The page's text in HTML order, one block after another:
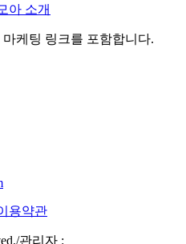
아 소개
케팅 링크를 포함합니다.
용약관
/관리자 :